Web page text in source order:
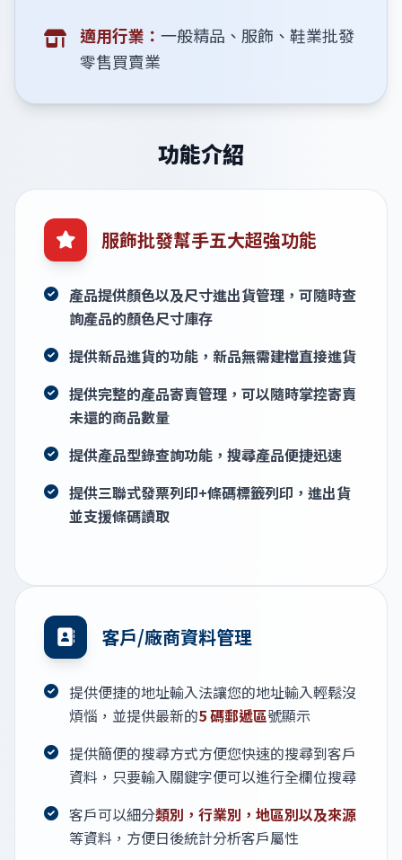
適用行業： 一般精品、服飾、鞋業批發
零售買賣業
功能介紹
服飾批發幫手五大超強功能
產品提供顏色以及尺寸進出貨管理，可隨時查
詢產品的顏色尺寸庫存
提供新品進貨的功能，新品無需建檔直接進貨
提供完整的產品寄賣管理，可以隨時掌控寄賣
未還的商品數量
提供產品型錄查詢功能，搜尋產品便捷迅速
提供三聯式發票列印+條碼標籤列印，進出貨
並支援條碼讀取
客戶/廠商資料管理
提供便捷的地址輸入法讓您的地址輸入輕鬆沒
煩惱，並提供最新的5 碼郵遞區號顯示
提供簡便的搜尋方式方便您快速的搜尋到客戶
資料，只要輸入關鍵字便可以進行全欄位搜尋
客戶可以細分類別，行業別，地區別以及來源
等資料，方便日後統計分析客戶屬性